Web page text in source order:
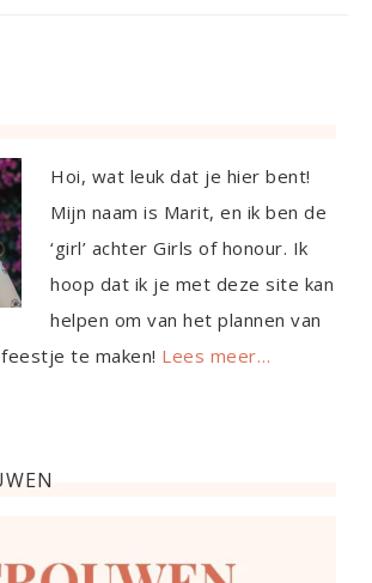
Hoi, wat leuk dat je hier bent!
Mijn naam is Marit, en ik ben de
‘girl’ achter Girls of honour. Ik
hoop dat ik je met deze site kan
helpen om van het plannen van
te maken! Lees meer…